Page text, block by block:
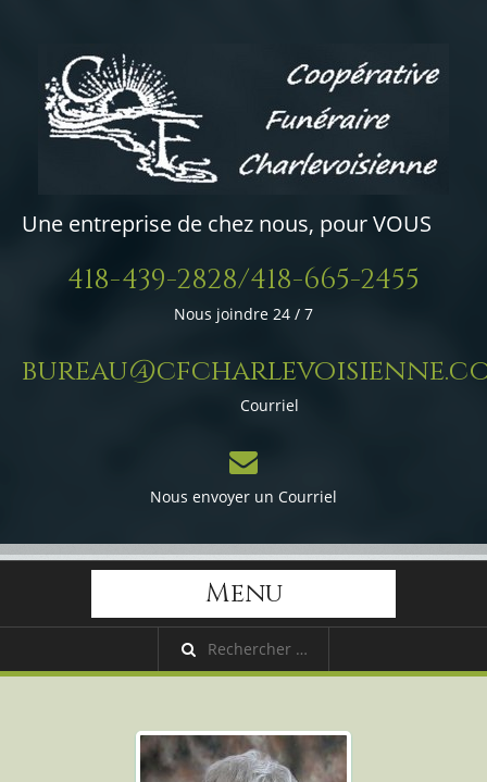
Une entreprise de chez nous, pour VOUS
418-439-2828/418-665-2455
Nous joindre 24 / 7
Courriel
Nous envoyer un Courriel
Menu